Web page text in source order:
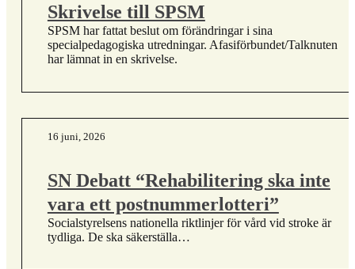
Skrivelse till SPSM
SPSM har fattat beslut om förändringar i sina
specialpedagogiska utredningar. Afasiförbundet/Talknuten
har lämnat in en skrivelse.
SN Debatt “Rehabilitering ska inte
vara ett postnummerlotteri”
16 juni, 2026
Socialstyrelsens nationella riktlinjer för vård vid stroke är
tydliga. De ska säkerställa…